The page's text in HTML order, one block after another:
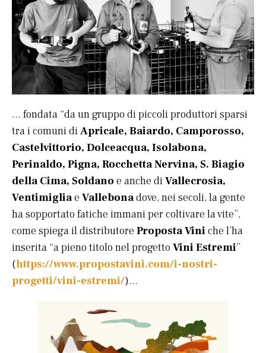
… fondata “da un gruppo di piccoli produttori sparsi
tra i comuni diApricale, Baiardo, Camporosso,
Castelvittorio, Dolceacqua, Isolabona,
Perinaldo, Pigna, Rocchetta Nervina, S. Biagio
della Cima, Soldano e anche diVallecrosia,
Ventimigliae Vallebonadove, nei secoli, la gente
ha sopportato fatiche immani per coltivare la vite”,
come spiega il distributore Proposta Vini che l’ha
inserita “a pieno titolo nel progetto Vini Estremi”
(https://www.propostavini.com/i-nostri-
progetti/vini-estremi/)…